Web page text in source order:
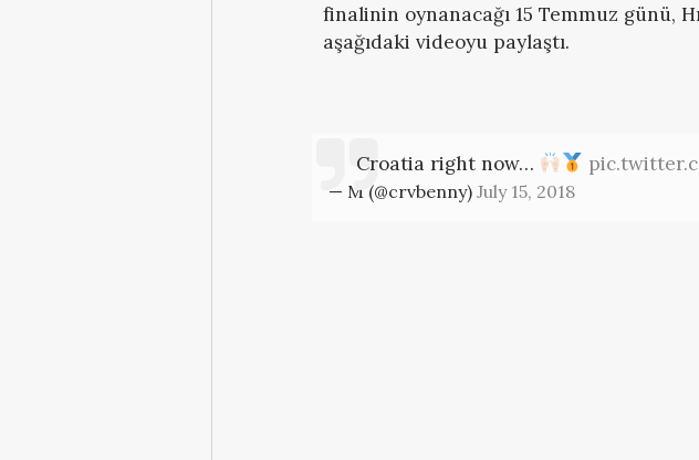
finalinin oynanacağı 15 Temmuz günü,
aşağıdaki videoyu paylaştı.
Croatia right now…
— M (@crvbenny) July 15, 2018